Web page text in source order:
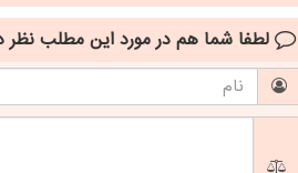
لطفا شما هم در مورد این مطلب نظر